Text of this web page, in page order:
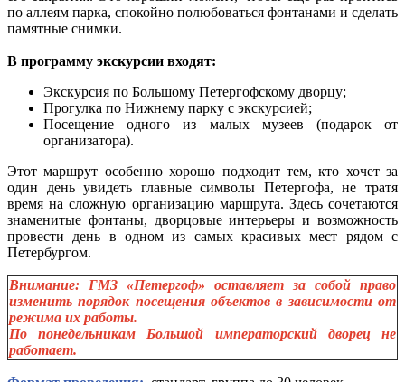
по аллеям парка, спокойно полюбоваться фонтанами и сделать
памятные снимки.
В программу экскурсии входят:
Экскурсия по Большому Петергофскому дворцу;
Прогулка по Нижнему парку с экскурсией;
Посещение одного из малых музеев (подарок от
организатора).
Этот маршрут особенно хорошо подходит тем, кто хочет за
один день увидеть главные символы Петергофа, не тратя
время на сложную организацию маршрута. Здесь сочетаются
знаменитые фонтаны, дворцовые интерьеры и возможность
провести день в одном из самых красивых мест рядом с
Петербургом.
Внимание: ГМЗ «Петергоф» оставляет за собой право
изменить порядок посещения объектов в зависимости от
режима их работы.
По понедельникам Большой императорский дворец не
работает.